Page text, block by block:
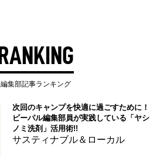
RANKING
編集部記事ランキング
次回のキャンプを快適に過ごすために！
ビーパル編集部員が実践している「ヤシ
ノミ洗剤」活用術!!
サスティナブル＆ローカル